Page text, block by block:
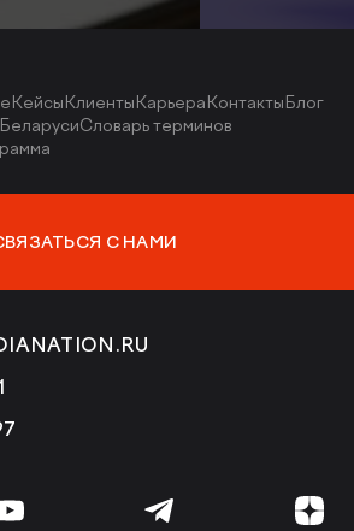
КейсыКлиентыКарьераКонтактыБлог
Словарь терминов
С НАМИ